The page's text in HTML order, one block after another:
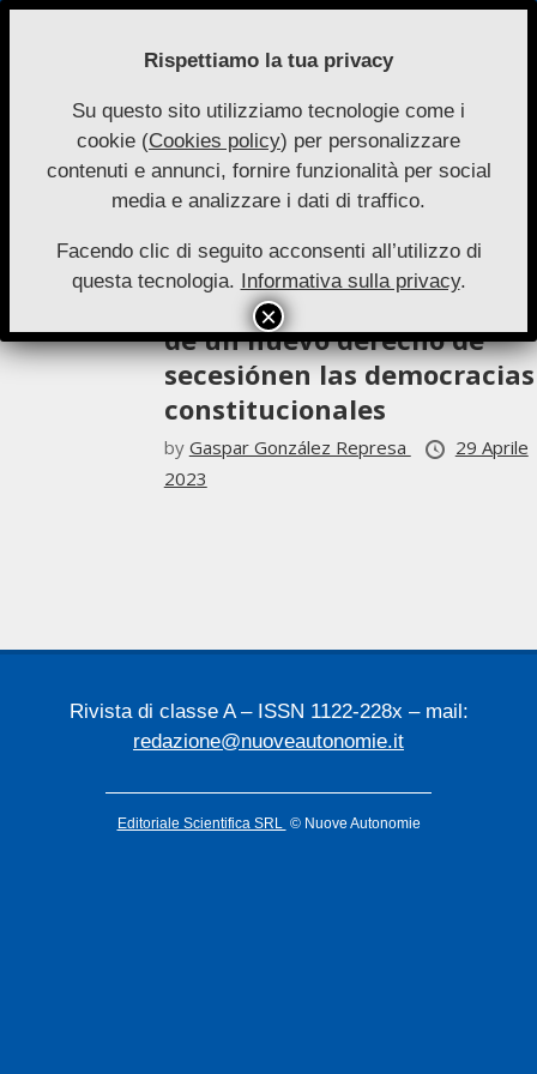
Skip
Nuove
Autonomie
Primary
Navigation
Menu
González Represa
Saggi 1-2023
Posibilidad y conveniencia
de un nuevo derecho de
secesiónen las democracias
constitucionales
by Gaspar González Represa
29 Aprile
2023
Rivista di classe A – ISSN 1122-228x – mail:
redazione@nuoveautonomie.it
Editoriale Scientifica SRL © Nuove Autonomie
Rispettiamo la tua privacy
Su questo sito utilizziamo tecnologie come i
cookie (Cookies policy) per personalizzare
contenuti e annunci, fornire funzionalità per social
media e analizzare i dati di traffico.
Facendo clic di seguito acconsenti all’utilizzo di
questa tecnologia. Informativa sulla privacy.